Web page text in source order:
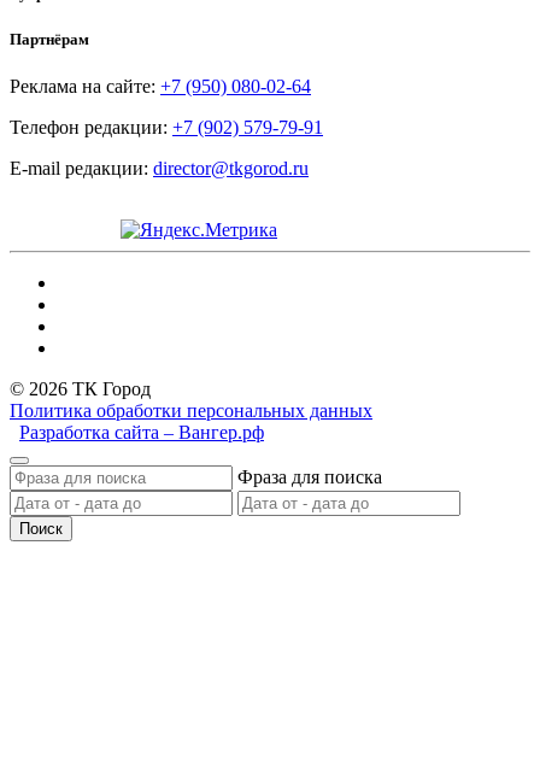
Партнёрам
Реклама на сайте: +7 (950) 080-02-64
Телефон редакции: +7 (902) 579-79-91
E-mail редакции: director@tkgorod.ru
© 2026 ТК Город
Политика обработки персональных данных
Разработка сайта – Вангер.рф
Фраза для поиска
Поиск